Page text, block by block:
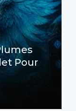
Pour